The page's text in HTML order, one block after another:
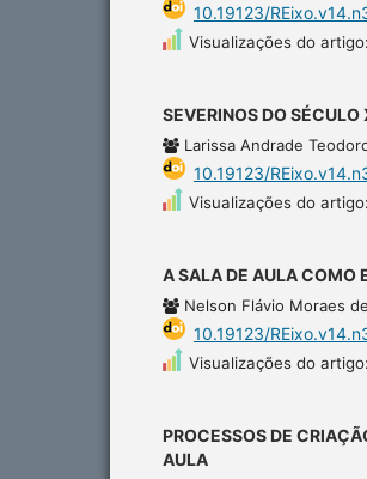
10.19123/
Visualizações do
SEVERINOS DO
Larissa Andrade
10.19123/
Visualizações do
A SALA DE AULA COMO
Nelson Flávio Moraes
10.19123/
Visualizações do
PROCESSOS DE
AULA